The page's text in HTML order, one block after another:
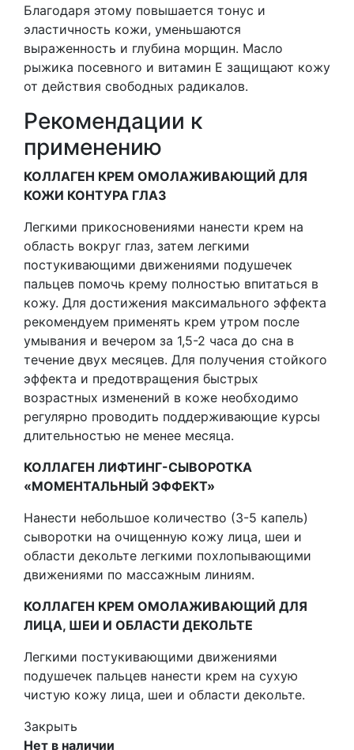
Благодаря этому повышается тонус и
эластичность кожи, уменьшаются
выраженность и глубина морщин. Масло
рыжика посевного и витамин Е защищают кожу
от действия свободных радикалов.
Рекомендации к
применению
КОЛЛАГЕН КРЕМ ОМОЛАЖИВАЮЩИЙ ДЛЯ
КОЖИ КОНТУРА ГЛАЗ
Легкими прикосновениями нанести крем на
область вокруг глаз, затем легкими
постукивающими движениями подушечек
пальцев помочь крему полностью впитаться в
кожу. Для достижения максимального эффекта
рекомендуем применять крем утром после
умывания и вечером за 1,5-2 часа до сна в
течение двух месяцев. Для получения стойкого
эффекта и предотвращения быстрых
возрастных изменений в коже необходимо
регулярно проводить поддерживающие курсы
длительностью не менее месяца.
КОЛЛАГЕН ЛИФТИНГ-СЫВОРОТКА
«МОМЕНТАЛЬНЫЙ ЭФФЕКТ»
Нанести небольшое количество (3-5 капель)
сыворотки на очищенную кожу лица, шеи и
области декольте легкими похлопывающими
движениями по массажным линиям.
КОЛЛАГЕН КРЕМ ОМОЛАЖИВАЮЩИЙ ДЛЯ
ЛИЦА, ШЕИ И ОБЛАСТИ ДЕКОЛЬТЕ
Легкими постукивающими движениями
подушечек пальцев нанести крем на сухую
чистую кожу лица, шеи и области декольте.
Закрыть
Нет в наличии